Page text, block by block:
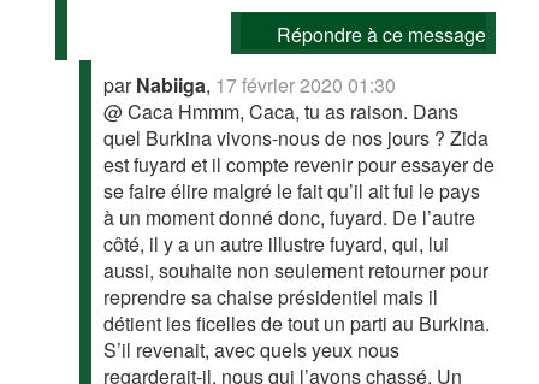
Répondre à ce message
parNabiiga, 17 février 2020 01:30
@ Caca Hmmm, Caca, tu as raison. Dans
quel Burkina vivons-nous de nos jours ? Zida
est fuyard et il compte revenir pour essayer de
se faire élire malgré le fait qu’il ait fui le pays
à un moment donné donc, fuyard. De l’autre
côté, il y a un autre illustre fuyard, qui, lui
aussi, souhaite non seulement retourner pour
reprendre sa chaise présidentiel mais il
détient les ficelles de tout un parti au Burkina.
S’il revenait, avec quels yeux nous
regarderait-il, nous qui l’avons chassé. Un